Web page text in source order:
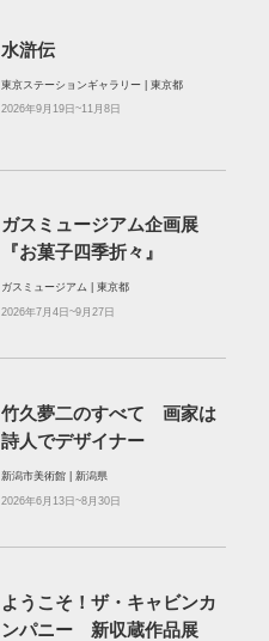
水滸伝
東京ステーションギャラリー | 東京都
2026年9月19日~11月8日
ガスミュージアム企画展
『お菓子四季折々』
ガスミュージアム | 東京都
2026年7月4日~9月27日
竹久夢二のすべて 画家は
詩人でデザイナー
新潟市美術館 | 新潟県
2026年6月13日~8月30日
ようこそ！ザ・キャビンカ
ンパニー 新収蔵作品展